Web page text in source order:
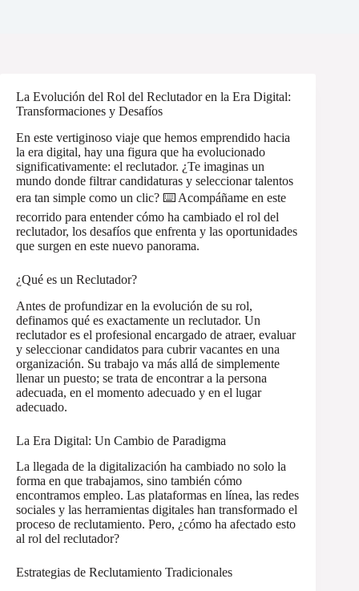
La Evolución del Rol del Reclutador en la Era Digital:
Transformaciones y Desafíos
En este vertiginoso viaje que hemos emprendido hacia
la era digital, hay una figura que ha evolucionado
significativamente: el reclutador. ¿Te imaginas un
mundo donde filtrar candidaturas y seleccionar talentos
era tan simple como un clic? ⌨️ Acompáñame en este
recorrido para entender cómo ha cambiado el rol del
reclutador, los desafíos que enfrenta y las oportunidades
que surgen en este nuevo panorama.
¿Qué es un Reclutador?
Antes de profundizar en la evolución de su rol,
definamos qué es exactamente un reclutador. Un
reclutador es el profesional encargado de atraer, evaluar
y seleccionar candidatos para cubrir vacantes en una
organización. Su trabajo va más allá de simplemente
llenar un puesto; se trata de encontrar a la persona
adecuada, en el momento adecuado y en el lugar
adecuado.
La Era Digital: Un Cambio de Paradigma
La llegada de la digitalización ha cambiado no solo la
forma en que trabajamos, sino también cómo
encontramos empleo. Las plataformas en línea, las redes
sociales y las herramientas digitales han transformado el
proceso de reclutamiento. Pero, ¿cómo ha afectado esto
al rol del reclutador?
Estrategias de Reclutamiento Tradicionales